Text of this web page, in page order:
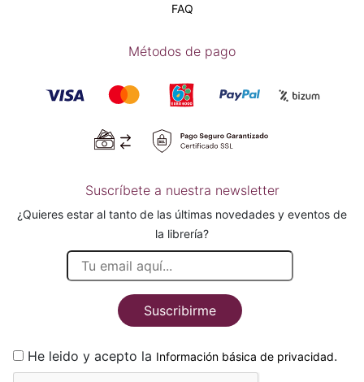
FAQ
Métodos de pago
Suscríbete a nuestra newsletter
¿Quieres estar al tanto de las últimas novedades y eventos de
la librería?
Suscribirme
He leido y acepto la Información básica de privacidad.